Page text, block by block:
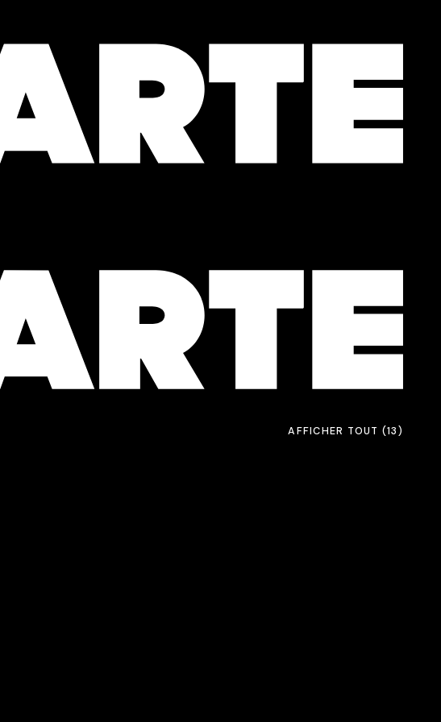
AFFICHER TOUT (13)